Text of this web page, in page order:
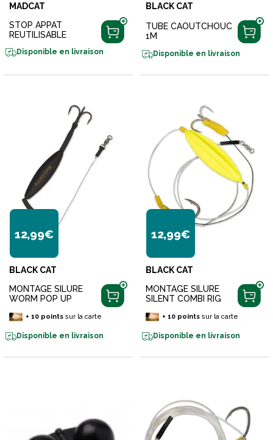
MADCAT
STOP APPAT
REUTILISABLE
Disponible en livraison
BLACK CAT
TUBE CAOUTCHOUC
1M
Disponible en livraison
12,99€
BLACK CAT
MONTAGE SILURE
WORM POP UP
+ 10pointssur la carte
Disponible en livraison
12,99€
BLACK CAT
MONTAGE SILURE
SILENT COMBI RIG
+ 10pointssur la carte
Disponible en livraison